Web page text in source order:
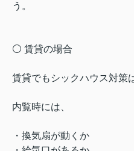
う。
⚪️ 賃貸の場合
賃貸でもシックハウス対策
内覧時には、
・換気扇が動くか